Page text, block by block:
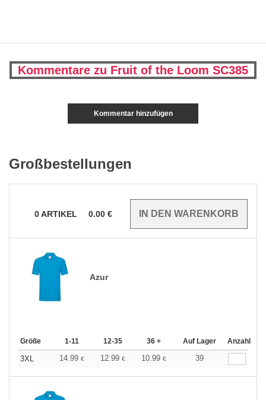
Kommentare zu Fruit of the Loom SC385
Kommentar hinzufügen
Großbestellungen
0ARTIKEL 0.00 €
Azur
Größe 1-11 12-35 36 + Auf Lager Anzahl
3XL 14.99 € 12.99 € 10.99 € 39